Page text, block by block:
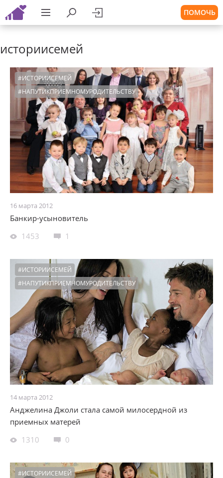
ПОМОЧЬ
историисемей
#ИСТОРИИСЕМЕЙ
#НАПУТИКПРИЕМНОМУРОДИТЕЛЬСТВУ
16 марта 2012
Банкир-усыновитель
1453
1
#ИСТОРИИСЕМЕЙ
#НАПУТИКПРИЕМНОМУРОДИТЕЛЬСТВУ
14 марта 2012
Анджелина Джоли стала самой милосердной из
приемных матерей
1310
0
#ИСТОРИИСЕМЕЙ